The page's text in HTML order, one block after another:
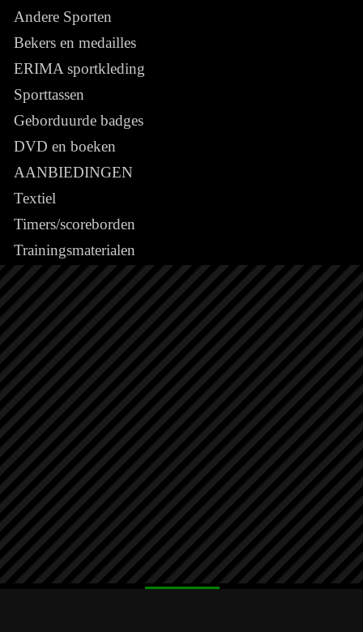
Andere Sporten
Bekers en medailles
ERIMA sportkleding
Sporttassen
Geborduurde badges
DVD en boeken
AANBIEDINGEN
Textiel
Timers/scoreborden
Trainingsmaterialen